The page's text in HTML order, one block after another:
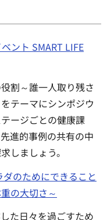
ント SMART LIFE
割～誰一人取り残さ
テーマにシンポジウ
ージごとの健康課
進的事例の共有の中
しましょう。
のためにできること
の大切さ～
た日々を過ごすため